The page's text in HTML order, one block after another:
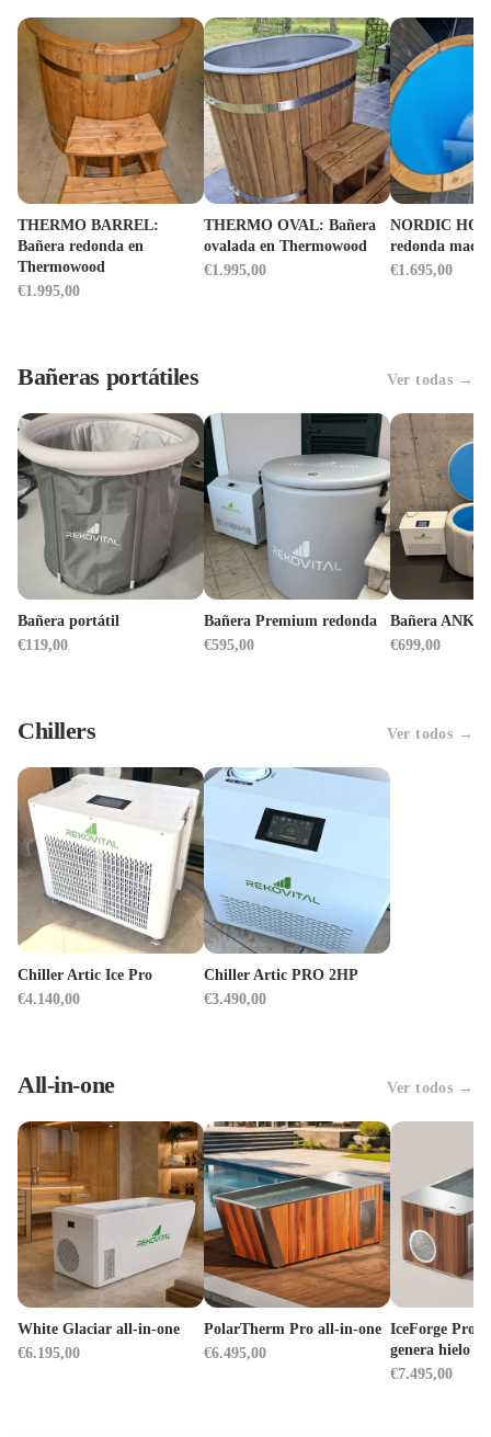
THERMO BARREL:
Bañera redonda en
Thermowood
€1.995,00
THERMO OVAL: Bañera
ovalada en Thermowood
€1.995,00
NORDIC
redonda
€1.695,00
Bañeras portátiles Ver todas →
Bañera portátil
€119,00
Bañera Premium redonda
€595,00
Bañera
€699,00
Chillers Ver todos →
Chiller Artic Ice Pro
€4.140,00
Chiller Artic PRO 2HP
€3.490,00
All-in-one Ver todos →
White Glaciar all-in-one
€6.195,00
PolarTherm Pro all-in-one
€6.495,00
IceForge Pro
genera hielo
€7.495,00